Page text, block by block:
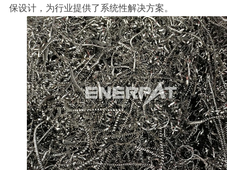
保设计，为行业提供了系统性解决方案。